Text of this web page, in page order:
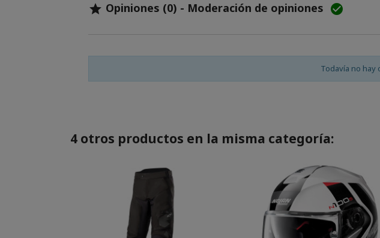
 Opiniones (0) - Moderación de opiniones 
Todavía no hay
4 otros productos en la misma categoría: